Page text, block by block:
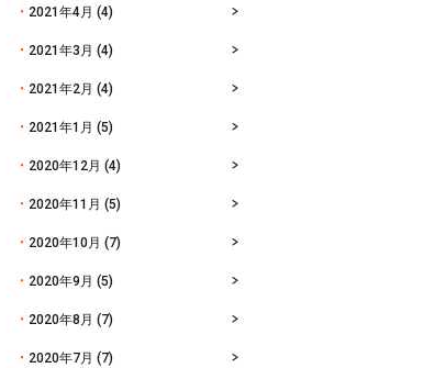
2021年4月 (4)
2021年3月 (4)
2021年2月 (4)
2021年1月 (5)
2020年12月 (4)
2020年11月 (5)
2020年10月 (7)
2020年9月 (5)
2020年8月 (7)
2020年7月 (7)